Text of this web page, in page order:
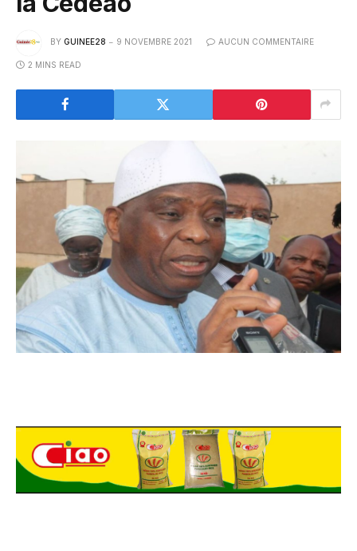
BY GUINEE28 9 NOVEMBRE 2021 AUCUN COMMENTAIRE
2 MINS READ